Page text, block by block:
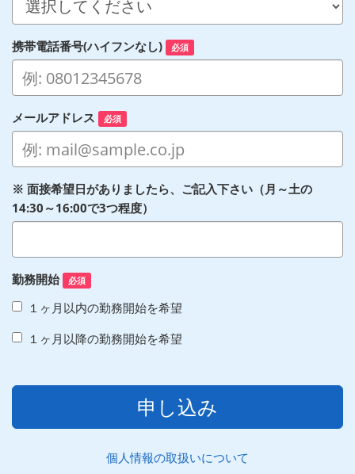
携帯電話番号(ハイフンなし) 必須
メールアドレス 必須
※ 面接希望日がありましたら、ご記入下さい（月～土の
14:30～16:00で3つ程度）
勤務開始 必須
１ヶ月以内の勤務開始を希望
１ヶ月以降の勤務開始を希望
申し込み
個人情報の取扱いについて